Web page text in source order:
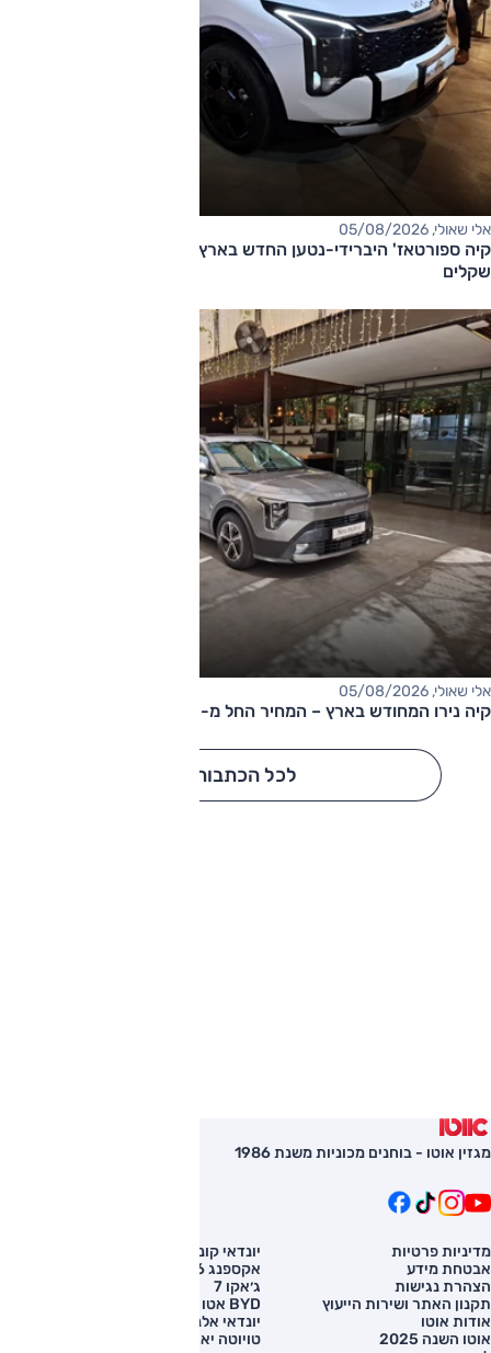
אלי שאולי, 05/08/2026
שקלים
אלי שאולי, 05/08/2026
קיה נירו המחודש בארץ – המחיר החל מ-177,000 שקלים
לכל הכתבות
מגזין אוטו - בוחנים מכוניות משנת 1986
מדיניות פרטיות
אבטחת מידע
הצהרת נגישות
תקנון האתר ושירות הייעוץ
אודות אוטו
אוטו השנה 2025
יונדאי קונה
אקספנג G6
ג׳אקו 7
BYD אטו 3
יונדאי אלנטרה
טויוטה יאריס קרוס